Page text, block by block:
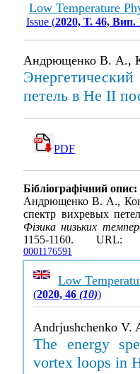
Low Temperature
Issue (2020, Т. 46, Вип.
Андрющенко В. А.,
петель в Не II
PDF
Бібліографічний опис:
Андрющенко В. А.,
спектр вихревых
Фізика низьких
1155-1160. URL:
0001176591
Low
(2020, 46(10))
Andrjushchenko V.
The energy
vortex loops in